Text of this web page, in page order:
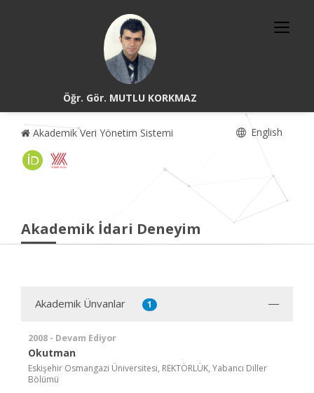
Öğr. Gör. MUTLU KORKMAZ
Akademik Veri Yönetim Sistemi English
Akademik İdari Deneyim
Akademik Ünvanlar 1
2008 - Devam Ediyor
Okutman
Eskişehir Osmangazi Üniversitesi, REKTÖRLÜK, Yabancı Diller
Bölümü